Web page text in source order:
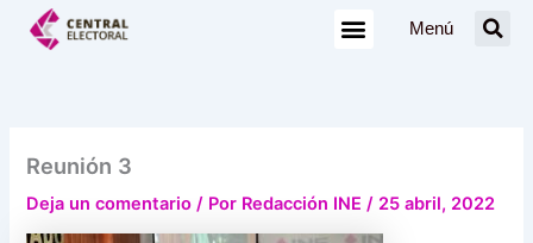
Menú
Reunión 3
Deja un comentario / Por Redacción INE/ 25 abril, 2022